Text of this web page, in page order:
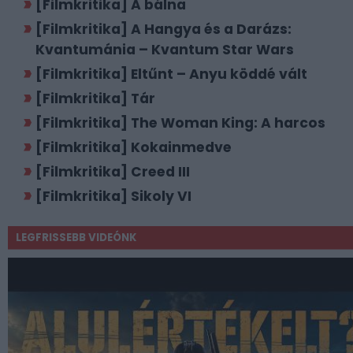
[Filmkritika] A bálna
[Filmkritika] A Hangya és a Darázs:
Kvantumánia – Kvantum Star Wars
[Filmkritika] Eltűnt – Anyu köddé vált
[Filmkritika] Tár
[Filmkritika] The Woman King: A harcos
[Filmkritika] Kokainmedve
[Filmkritika] Creed III
[Filmkritika] Sikoly VI
LEGFRISSEBB VIDEÓNK